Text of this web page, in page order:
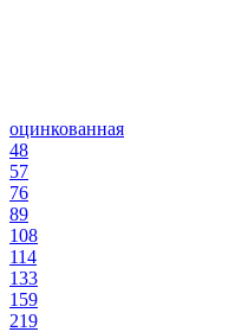
оцинкованная
48
57
76
89
108
114
133
159
219